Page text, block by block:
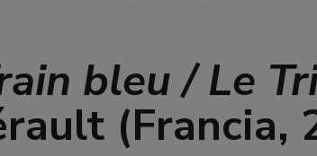
bleu / Le
(Francia,